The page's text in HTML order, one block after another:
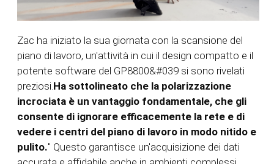
Zac ha iniziato la sua giornata con la scansione del
piano di lavoro, un'attività in cui il design compatto e il
potente software del GP8800&#039 si sono rivelati
preziosi.Ha sottolineato che la polarizzazione
incrociata è un vantaggio fondamentale, che gli
consente di ignorare efficacemente la rete e di
vedere i centri del piano di lavoro in modo nitido e
pulito." Questo garantisce un'acquisizione dei dati